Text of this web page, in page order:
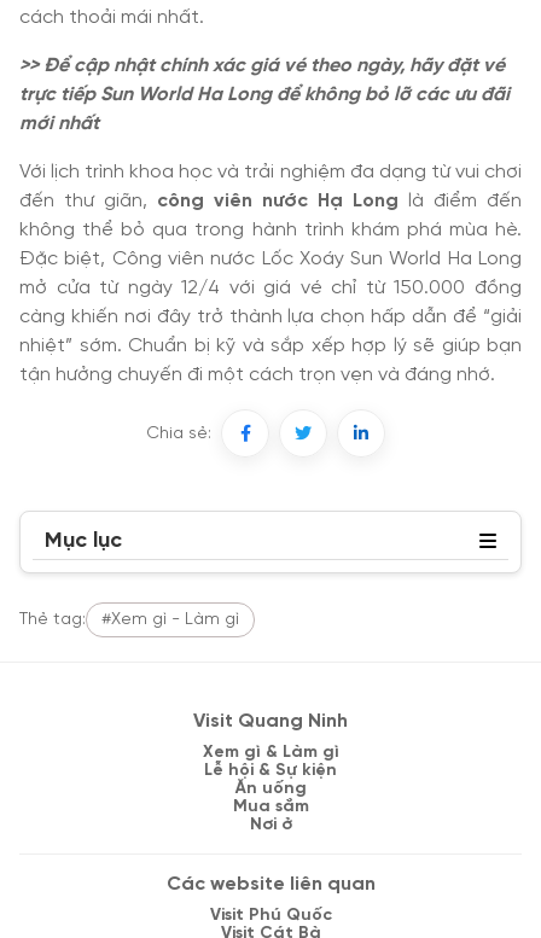
cách thoải mái nhất.
>> Để cập nhật chính xác giá vé theo ngày, hãy đặt vé
trực tiếp Sun World Ha Long để không bỏ lỡ các ưu đãi
mới nhất
Với lịch trình khoa học và trải nghiệm đa dạng từ vui chơi
đến thư giãn, công viên nước Hạ Long là điểm đến
không thể bỏ qua trong hành trình khám phá mùa hè.
Đặc biệt, Công viên nước Lốc Xoáy Sun World Ha Long
mở cửa từ ngày 12/4 với giá vé chỉ từ 150.000 đồng
càng khiến nơi đây trở thành lựa chọn hấp dẫn để “giải
nhiệt” sớm. Chuẩn bị kỹ và sắp xếp hợp lý sẽ giúp bạn
tận hưởng chuyến đi một cách trọn vẹn và đáng nhớ.
Chia sẻ:
Mục lục
Thẻ tag: #Xem gì - Làm gì
Visit Quang Ninh
Xem gì & Làm gì
Lễ hội & Sự kiện
Ăn uống
Mua sắm
Nơi ở
Các website liên quan
Visit Phú Quốc
Visit Cát Bà